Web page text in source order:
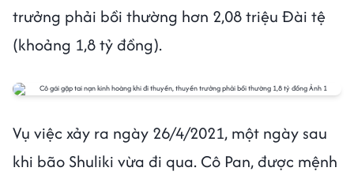
trưởng phải bồi thường hơn 2,08 triệu Đài tệ
(khoảng 1,8 tỷ đồng).
Vụ việc xảy ra ngày 26/4/2021, một ngày sau
khi bão Shuliki vừa đi qua. Cô Pan, được mệnh